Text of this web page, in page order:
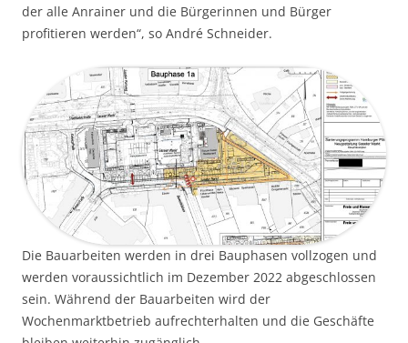
der alle Anrainer und die Bürgerinnen und Bürger
profitieren werden“, so André Schneider.
Die Bauarbeiten werden in drei Bauphasen vollzogen und
werden voraussichtlich im Dezember 2022 abgeschlossen
sein. Während der Bauarbeiten wird der
Wochenmarktbetrieb aufrechterhalten und die Geschäfte